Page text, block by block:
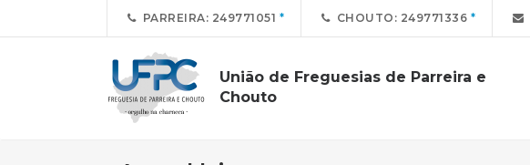
PARREIRA: 249771051 CHOUTO: 249771336
União de Freguesias de Parreira e
Chouto